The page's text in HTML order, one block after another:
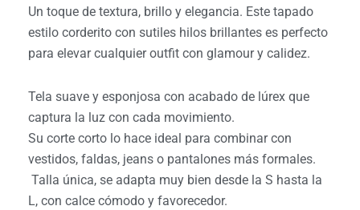
Un toque de textura, brillo y elegancia. Este tapado
estilo corderito con sutiles hilos brillantes es perfecto
para elevar cualquier outfit con glamour y calidez.
Tela suave y esponjosa con acabado de lúrex que
captura la luz con cada movimiento.
Su corte corto lo hace ideal para combinar con
vestidos, faldas, jeans o pantalones más formales.
Talla única, se adapta muy bien desde la S hasta la
L, con calce cómodo y favorecedor.